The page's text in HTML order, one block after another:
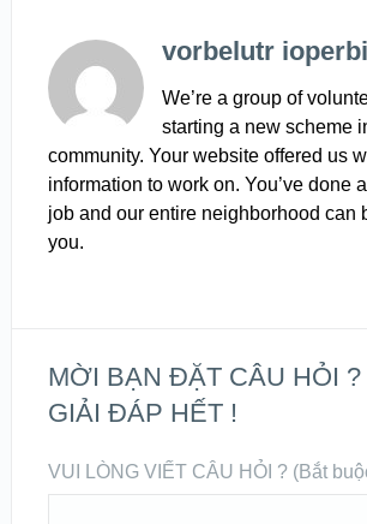
vorbelutr
We’re a group of
starting a new scheme
community. Your website offered us
information to work on. You’ve done
job and our entire neighborhood can
you.
MỜI BẠN ĐẶT CÂU HỎI ?
GIẢI ĐÁP HẾT !
VUI LÒNG VIẾT CÂU HỎI ? (Bắt